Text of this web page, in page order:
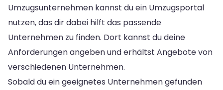
Umzugsunternehmen kannst du ein Umzugsportal
nutzen, das dir dabei hilft das passende
Unternehmen zu finden. Dort kannst du deine
Anforderungen angeben und erhältst Angebote von
verschiedenen Unternehmen.
Sobald du ein geeignetes Unternehmen gefunden